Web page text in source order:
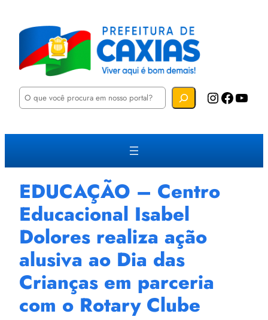
P
u
a
Instagram Facebook YouTube
EDUCAÇÃO – Centro
Educacional Isabel
Dolores realiza ação
alusiva ao Dia das
Crianças em parceria
com o Rotary Clube